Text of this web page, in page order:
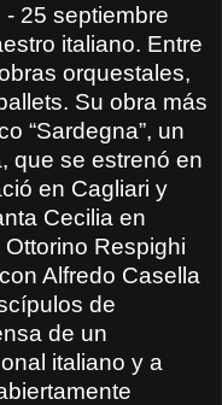
25 septiembre
italiano. Entre
orquestales,
Su obra más
“Sardegna”, un
que se estrenó en
en Cagliari y
Cecilia en
Respighi
Alfredo Casella
de
de un
italiano y a